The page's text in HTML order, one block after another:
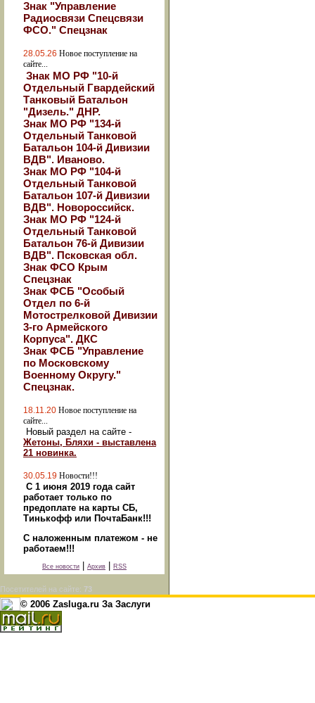
Знак "Управление
Радиосвязи Спецсвязи
ФСО." Спецзнак
28.05.26 Новое поступление на
сайте...
Знак МО РФ "10-й
Отдельный Гвардейский
Танковый Батальон
"Дизель." ДНР.
Знак МО РФ "134-й
Отдельный Танковой
Батальон 104-й Дивизии
ВДВ". Иваново.
Знак МО РФ "104-й
Отдельный Танковой
Батальон 107-й Дивизии
ВДВ". Новороссийск.
Знак МО РФ "124-й
Отдельный Танковой
Батальон 76-й Дивизии
ВДВ". Псковская обл.
Знак ФСО Крым
Спецзнак
Знак ФСБ "Особый
Отдел по 6-й
Мотострелковой Дивизии
3-го Армейского
Корпуса". ДКС
Знак ФСБ "Управление
по Московскому
Военному Округу."
Спецзнак.
18.11.20 Новое поступление на
сайте...
Новый раздел на сайте -
Жетоны, Бляхи - выставлена
21 новинка.
30.05.19 Новости!!!
С 1 июня 2019 года сайт
работает только по
предоплате на карты СБ,
Тинькофф или ПочтаБанк!!!
С наложенным платежом - не
работаем!!!
Все новости Архив RSS
Посетителей на сайте: 73
© 2006 Zasluga.ru За Заслуги